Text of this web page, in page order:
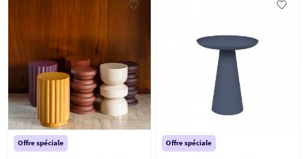
Offre spéciale Offre spéciale